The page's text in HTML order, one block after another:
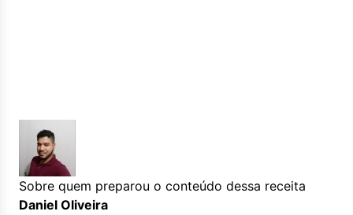
Sobre quem preparou o conteúdo dessa receita
Daniel Oliveira